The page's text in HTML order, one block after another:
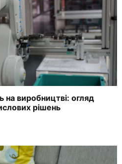
на виробництві: огляд
рішень